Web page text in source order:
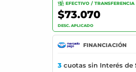
EFECTIVO / TRANSFERENCIA
$73.070
DESC. APLICADO
FINANCIACIÓN
3 cuotas sin Interés de